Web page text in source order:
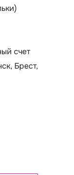
счет
Брест,